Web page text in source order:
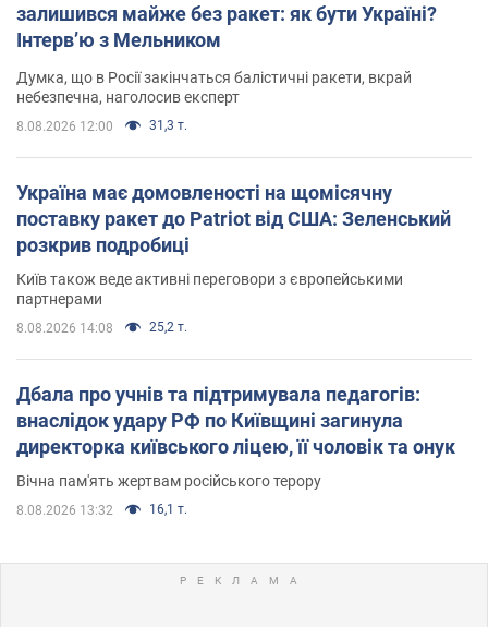
залишився майже без ракет: як бути Україні?
Інтерв’ю з Мельником
Думка, що в Росії закінчаться балістичні ракети, вкрай
небезпечна, наголосив експерт
8.08.2026 12:00 31,3 т.
Україна має домовленості на щомісячну
поставку ракет до Patriot від США: Зеленський
розкрив подробиці
Київ також веде активні переговори з європейськими
партнерами
8.08.2026 14:08 25,2 т.
Дбала про учнів та підтримувала педагогів:
внаслідок удару РФ по Київщині загинула
директорка київського ліцею, її чоловік та онук
Вічна пам'ять жертвам російського терору
8.08.2026 13:32 16,1 т.